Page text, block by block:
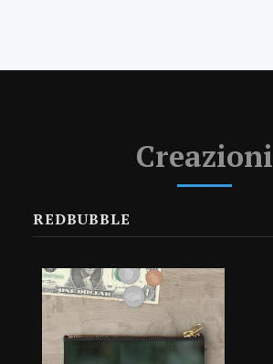
Creazioni
REDBUBBLE